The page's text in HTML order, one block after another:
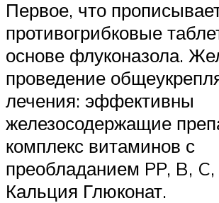
Первое, что
противогрибковые
основе флуконазола.
проведение
лечения: эффективны
железосодержащие
комплекс витаминов с
преобладанием PP, B, C,
Кальция Глюконат.